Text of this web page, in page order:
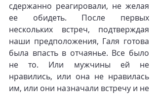
сдержанно реагировали, не желая
ее обидеть. После первых
нескольких встреч, подтверждая
наши предположения, Галя готова
была впасть в отчаянье. Все было
не то. Или мужчины ей не
нравились, или она не нравилась
им, или они назначали встречу и не